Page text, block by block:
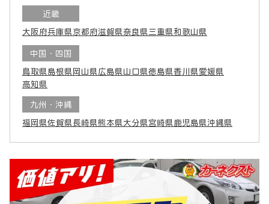
近畿
大阪府兵庫県京都府滋賀県奈良県 三重県和歌山県
中国・四国
鳥取県島根県岡山県広島県山口県徳島県香川県愛媛県
高知県
九州・沖縄
福岡県佐賀県長崎県熊本県大分県宮崎県鹿児島県沖縄県